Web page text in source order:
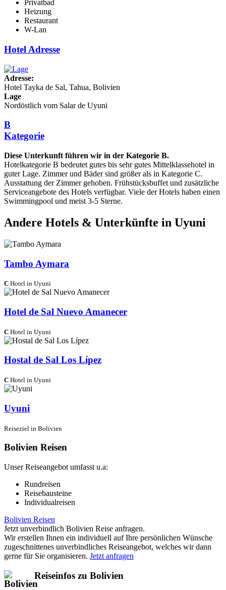
Privatbad
Heizung
Restaurant
W-Lan
Hotel Adresse
Adresse:
Hotel Tayka de Sal, Tahua, Bolivien
Lage
Nordöstlich vom Salar de Uyuni
B
Kategorie
Diese Unterkunft führen wir in der Kategorie B.
Hotelkategorie B bedeutet gutes bis sehr gutes Mittelklassehotel in
guter Lage. Zimmer und Bäder sind größer als in Kategorie C.
Ausstattung der Zimmer gehoben. Frühstücksbuffet und zusätzliche
Serviceangebote des Hotels verfügbar. Viele der Hotels haben einen
Swimmingpool und meist 3-5 Sterne.
Andere Hotels & Unterkünfte in Uyuni
Tambo Aymara
C Hotel in Uyuni
Hotel de Sal Nuevo Amanecer
C Hotel in Uyuni
Hostal de Sal Los Lípez
C Hotel in Uyuni
Uyuni
Reiseziel in Bolivien
Bolivien Reisen
Unser Reiseangebot umfasst u.a:
Rundreisen
Reisebausteine
Individualreisen
Bolivien Reisen
Jetzt unverbindlich Bolivien Reise anfragen.
Wir erstellen Ihnen ein individuell auf Ihre persönlichen Wünsche
zugeschnittenes unverbindliches Reiseangebot, welches wir dann
gerne für Sie organisieren. Jetzt anfragen
Reiseinfos zu Bolivien